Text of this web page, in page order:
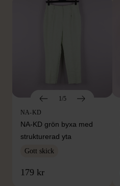
1/5
NA-KD
NA-KD grön byxa med
strukturerad yta
Gott skick
179 kr